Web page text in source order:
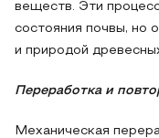
веществ. Эти
состояния почвы, но
и природой
Переработка и
Механическая